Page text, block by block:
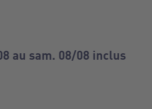
au sam. 08/08 inclus